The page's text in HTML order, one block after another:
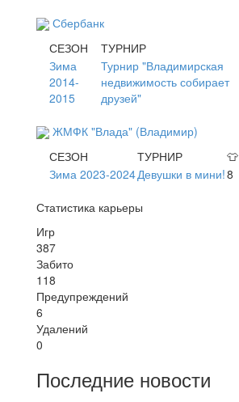
Сбербанк
СЕЗОН
ТУРНИР
Зима
2014-
2015
Турнир "Владимирская
недвижимость собирает
друзей"
ЖМФК "Влада" (Владимир)
СЕЗОН
ТУРНИР 👕
Зима 2023-2024Девушки в мини!8
Статистика карьеры
Игр
387
Забито
118
Предупреждений
6
Удалений
0
Последние новости